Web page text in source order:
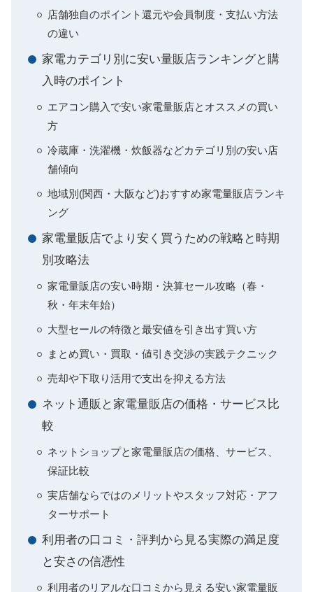
店舗独自のポイント還元や会員制度・支払い方法
の違い
家電カテゴリ別に安い量販店ランキングと購
入時のポイント
エアコン購入で安い家電量販店とオススメの買い
方
冷蔵庫・洗濯機・炊飯器などカテゴリ別の安い店
舗傾向
地域別(関西・大阪など)おすすめ家電量販店ランキ
ング
家電量販店でより安く買うための戦略と時期
別攻略法
家電量販店の安い時期・決算セール攻略（春・
秋・年末年始）
大型セールの特徴と最安値を引き出す買い方
まとめ買い・買取・値引き交渉の実践テクニック
売却や下取り活用で支出を抑える方法
ネット通販と家電量販店の価格・サービス比
較
ネットショップと家電量販店の価格、サービス、
保証比較
実店舗ならではのメリットやスタッフ対応・アフ
ターサポート
利用者の口コミ・評判から見る実際の満足度
と安さの信憑性
利用者のリアルな口コミから見える安い家電量販